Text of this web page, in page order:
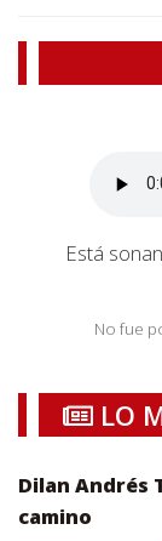
Está
No fue
LO
Dilan Andrés
camino